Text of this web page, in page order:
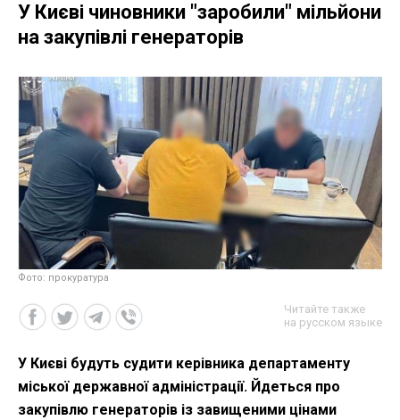
У Києві чиновники "заробили" мільйони
на закупівлі генераторів
Фото: прокуратура
Читайте также
на русском языке
У Києві будуть судити керівника департаменту
міської державної адміністрації. Йдеться про
закупівлю генераторів із завищеними цінами